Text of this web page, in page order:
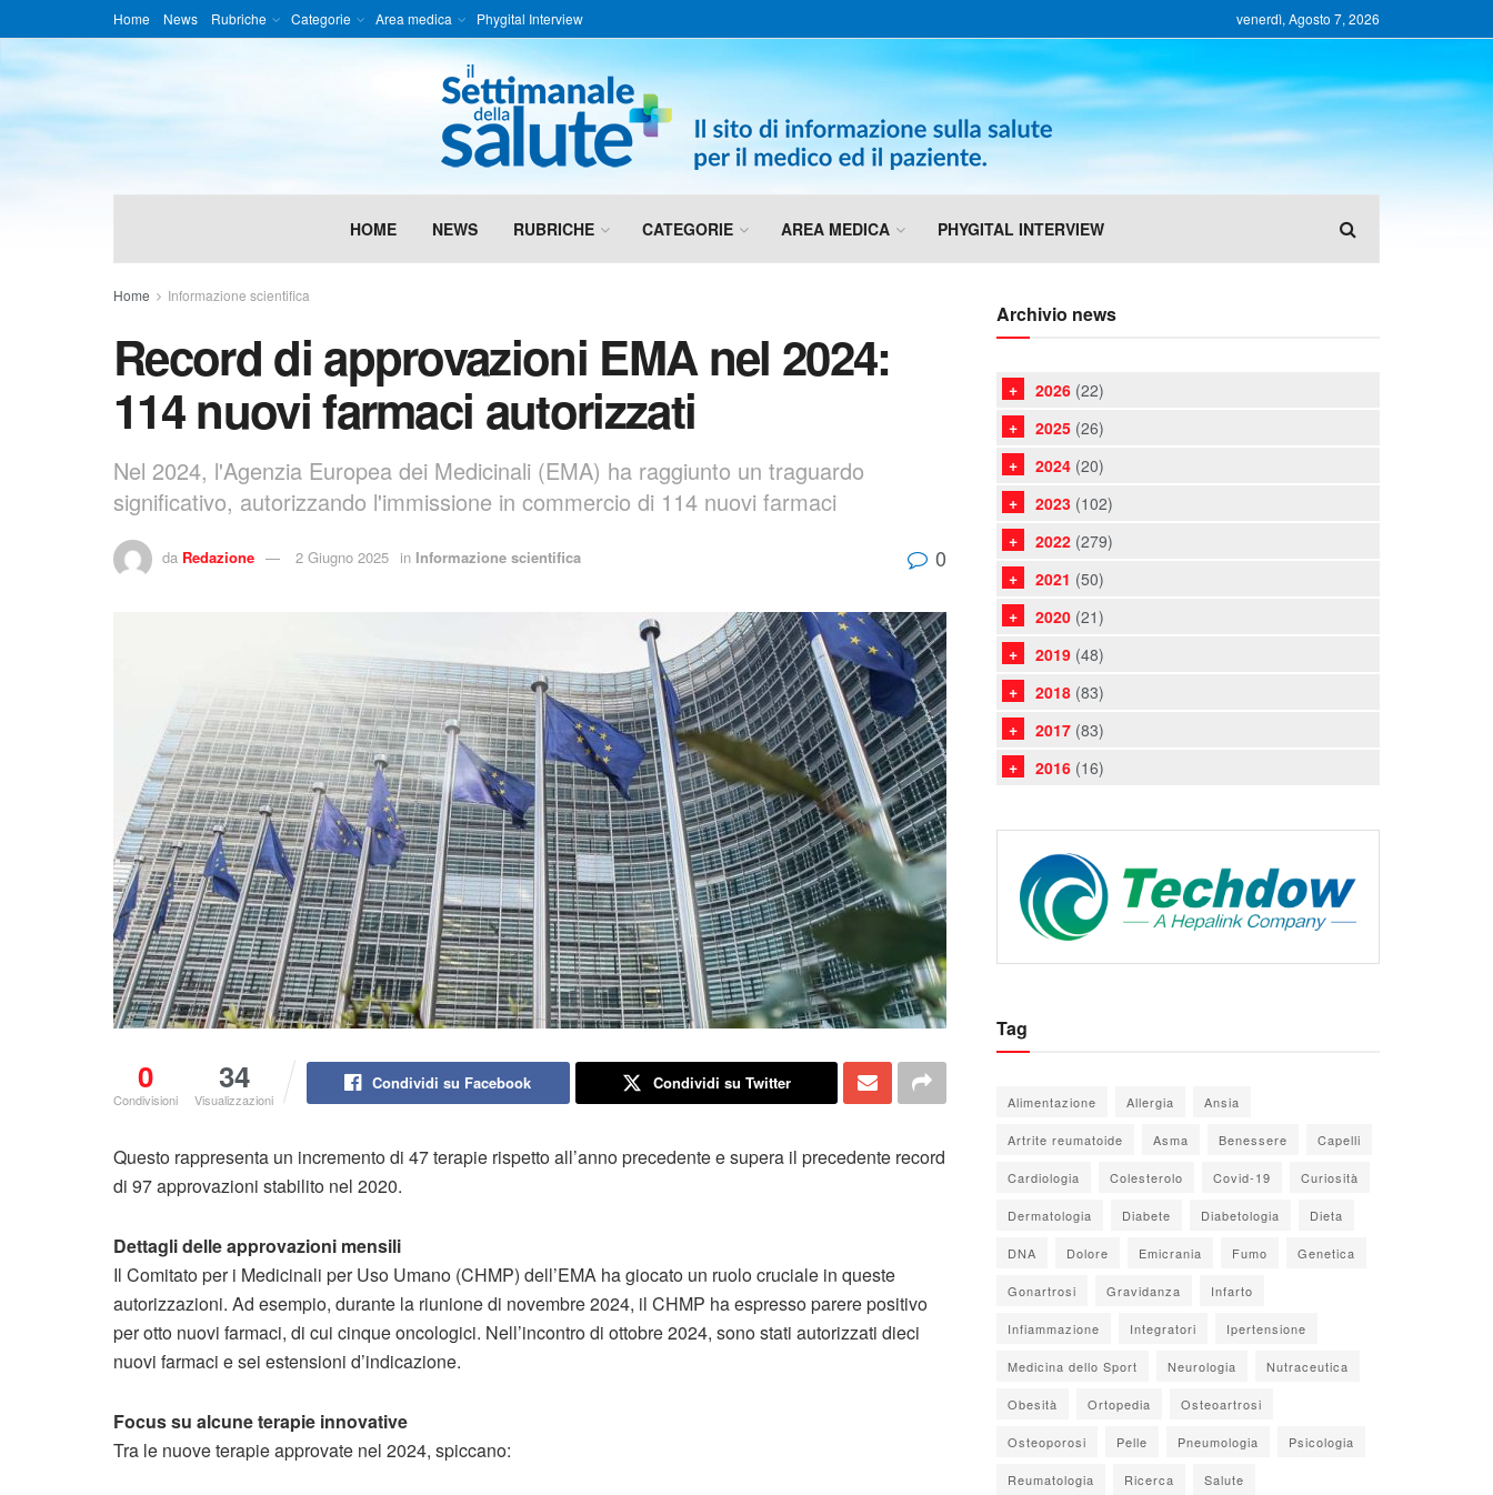
Home News Rubriche Categorie Area medica Phygital Interview venerdì, Agosto 7, 2026
HOME NEWS RUBRICHE CATEGORIE AREA MEDICA PHYGITAL INTERVIEW
Home Informazione scientifica
Record di approvazioni EMA nel 2024:
114 nuovi farmaci autorizzati
Nel 2024, l'Agenzia Europea dei Medicinali (EMA) ha raggiunto un traguardo
significativo, autorizzando l'immissione in commercio di 114 nuovi farmaci
da Redazione 2 Giugno 2025 in Informazione scientifica 0
0
Condivisioni
34
Visualizzazioni
Condividi su Facebook Condividi su Twitter
Questo rappresenta un incremento di 47 terapie rispetto all’anno precedente e supera il precedente record
di 97 approvazioni stabilito nel 2020.
Dettagli delle approvazioni mensili
Il Comitato per i Medicinali per Uso Umano (CHMP) dell’EMA ha giocato un ruolo cruciale in queste
autorizzazioni. Ad esempio, durante la riunione di novembre 2024, il CHMP ha espresso parere positivo
per otto nuovi farmaci, di cui cinque oncologici. Nell’incontro di ottobre 2024, sono stati autorizzati dieci
nuovi farmaci e sei estensioni d’indicazione.
Focus su alcune terapie innovative
Tra le nuove terapie approvate nel 2024, spiccano:
Archivio news
2026 (22)
2025 (26)
2024 (20)
2023 (102)
2022 (279)
2021 (50)
2020 (21)
2019 (48)
2018 (83)
2017 (83)
2016 (16)
Tag
Alimentazione Allergia Ansia
Artrite reumatoide Asma Benessere Capelli
Cardiologia Colesterolo Covid-19 Curiosità
Dermatologia Diabete Diabetologia Dieta
DNA Dolore Emicrania Fumo Genetica
Gonartrosi Gravidanza Infarto
Infiammazione Integratori Ipertensione
Medicina dello Sport Neurologia Nutraceutica
Obesità Ortopedia Osteoartrosi
Osteoporosi Pelle Pneumologia Psicologia
Reumatologia Ricerca Salute